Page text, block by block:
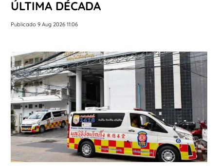
ÚLTIMA DÉCADA
Publicado 9 Aug 2026 11:06